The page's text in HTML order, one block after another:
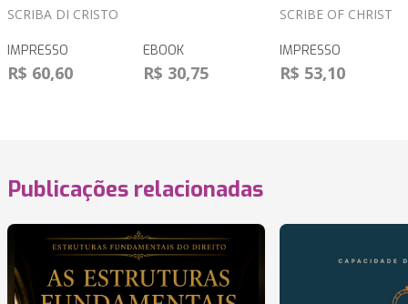
SCRIBA DI CRISTO
IMPRESSO
R$ 60,60
EBOOK
R$ 30,75
SCRIBE OF CHRIST
IMPRESSO
R$ 53,10
Publicações relacionadas